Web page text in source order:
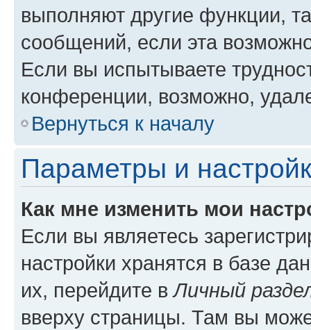
выполняют другие функции,
сообщений, если эта
Если вы испытываете
конференции, возможно,
Вернуться к началу
Параметры и
Как мне изменить мои
Если вы являетесь
настройки хранятся в базе
их, перейдите вЛичный
вверху страницы. Там вы